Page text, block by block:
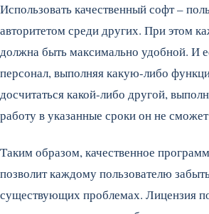
Использовать качественный софт –
авторитетом среди других. При этом
должна быть максимально удобной. И
персонал, выполняя какую-либо
досчитаться какой-либо другой,
работу в указанные сроки он не
Таким образом, качественное
позволит каждому пользователю
существующих проблемах. Лицензия